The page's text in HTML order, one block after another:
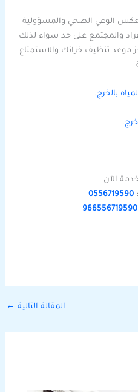
الوعي الصحي والمسؤولية
والمجتمع على حد سواء لذلك
موعد تنظيف خزانك والاستمتاع
بالخرج.
.
الآن
0556719590
966556719590
المقالة التالية ←